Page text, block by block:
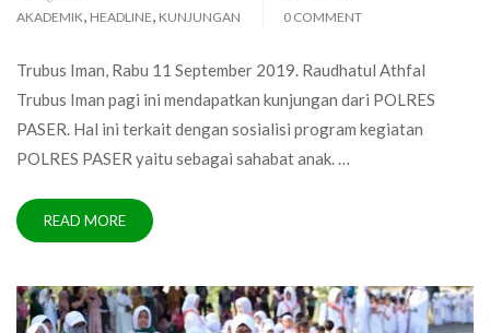
AKADEMIK, HEADLINE, KUNJUNGAN
0 COMMENT
Trubus Iman, Rabu 11 September 2019. Raudhatul Athfal
Trubus Iman pagi ini mendapatkan kunjungan dari POLRES
PASER. Hal ini terkait dengan sosialisi program kegiatan
POLRES PASER yaitu sebagai sahabat anak. …
READ MORE